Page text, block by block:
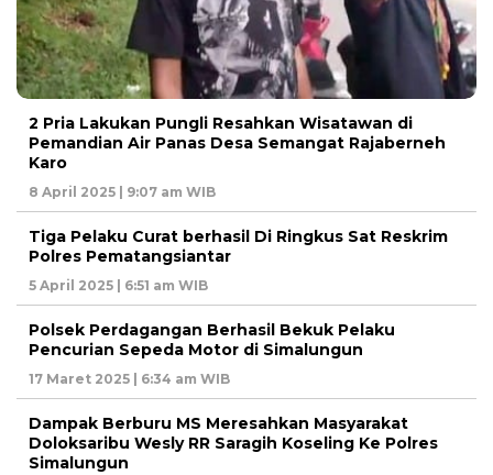
2 Pria Lakukan Pungli Resahkan Wisatawan di
Pemandian Air Panas Desa Semangat Rajaberneh
Karo
8 April 2025 | 9:07 am WIB
Tiga Pelaku Curat berhasil Di Ringkus Sat Reskrim
Polres Pematangsiantar
5 April 2025 | 6:51 am WIB
Polsek Perdagangan Berhasil Bekuk Pelaku
Pencurian Sepeda Motor di Simalungun
17 Maret 2025 | 6:34 am WIB
Dampak Berburu MS Meresahkan Masyarakat
Doloksaribu Wesly RR Saragih Koseling Ke Polres
Simalungun